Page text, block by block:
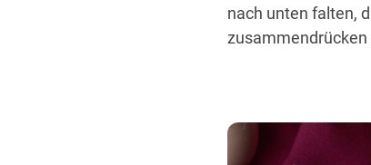
nach unten falten,